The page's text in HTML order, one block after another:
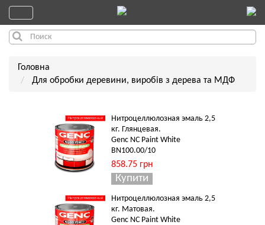
Головна
Для обробки деревини, виробів з дерева та МДФ
Нитроцеллюлозная эмаль 2,5
кг. Глянцевая.
Genc NC Paint White
BN100.00/10
858.75 грн
Нитроцеллюлозная эмаль 2,5
кг. Матовая.
Genc NC Paint White